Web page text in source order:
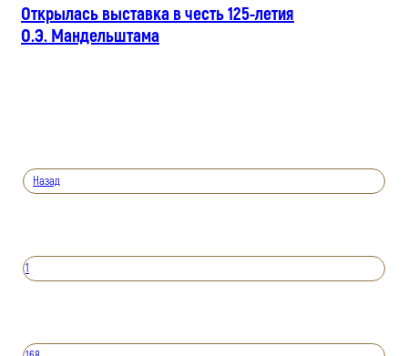
Открылась выставка в честь 125-летия
О.Э. Мандельштама
Назад
1